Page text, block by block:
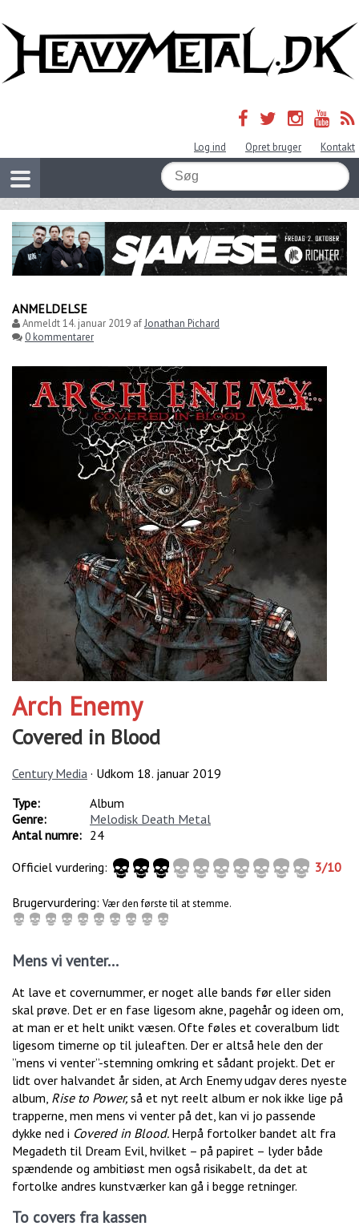
Log ind Opret bruger Kontakt
ANMELDELSE
Anmeldt14. januar 2019 afJonathan Pichard
0 kommentarer
Arch Enemy
Covered in Blood
Century Media · Udkom 18. januar 2019
Type:
Album
Genre:
Melodisk Death Metal
Antal numre: 24
Officiel vurdering:
3/10
Brugervurdering: Vær den første til at stemme.
Mens vi venter...
At lave et covernummer, er noget alle bands før eller siden
skal prøve. Det er en fase ligesom akne, pagehår og ideen om,
at man er et helt unikt væsen. Ofte føles et coveralbum lidt
ligesom timerne op til juleaften. Der er altså hele den der
”mens vi venter”-stemning omkring et sådant projekt. Det er
lidt over halvandet år siden, at Arch Enemy udgav deres nyeste
album, Rise to Power, så et nyt reelt album er nok ikke lige på
trapperne, men mens vi venter på det, kan vi jo passende
dykke ned i Covered in Blood. Herpå fortolker bandet alt fra
Megadeth til Dream Evil, hvilket – på papiret – lyder både
spændende og ambitiøst men også risikabelt, da det at
fortolke andres kunstværker kan gå i begge retninger.
To covers fra kassen